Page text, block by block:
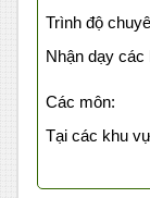
Trình độ
Nhận dạy các
Các môn:
Tại các khu